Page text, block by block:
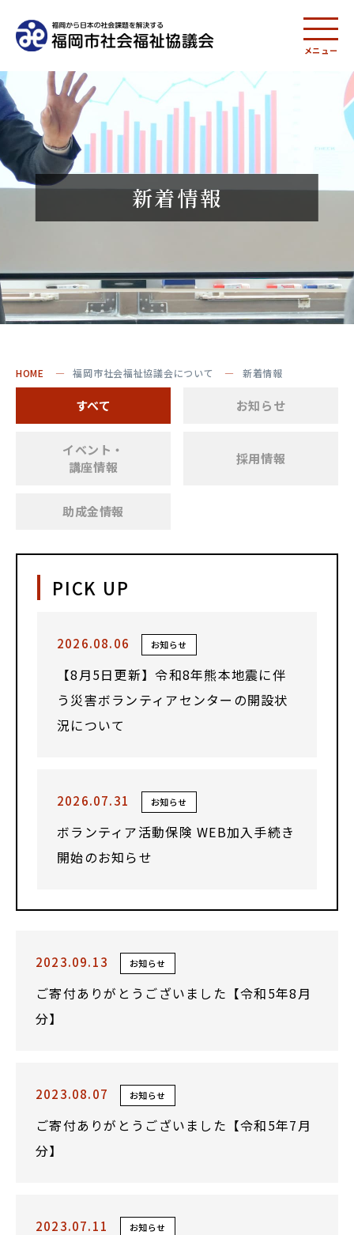
メニュー
新着情報
HOME 福岡市社会福祉協議会について 新着情報
すべて お知らせ
イベント・
講座情報
採用情報
助成金情報
PICK UP
2026.08.06 お知らせ
【8月5日更新】令和8年熊本地震に伴
う災害ボランティアセンターの開設状
況について
2026.07.31 お知らせ
ボランティア活動保険 WEB加入手続き
開始のお知らせ
2023.09.13 お知らせ
ご寄付ありがとうございました【令和5年8月
分】
2023.08.07 お知らせ
ご寄付ありがとうございました【令和5年7月
分】
2023.07.11 お知らせ